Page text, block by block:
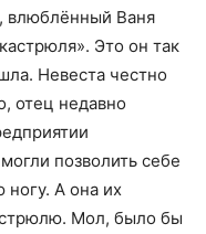
влюблённый Ваня
Это он так
Невеста честно
отец недавно
позволить себе
ногу. А она их
Мол, было бы